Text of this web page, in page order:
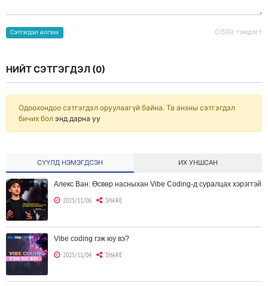
0/500 тэмдэгт
Сэтгэгдэл илгээх
НИЙТ СЭТГЭГДЭЛ (0)
Одоохондоо сэтгэгдэл оруулаагүй байна. Та анхны сэтгэгдэл
бичих бол энд дарна уу
СҮҮЛД НЭМЭГДСЭН ИХ УНШСАН
Алекс Ван: Өсвөр насныхан Vibe Coding-д суралцах хэрэгтэй
2025/11/06 SHARE
Vibe coding гэж юу вэ?
2025/11/04 SHARE